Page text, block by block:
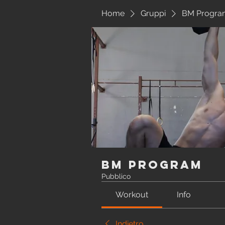
Home Gruppi BM
BM Program
Pubblico
Workout Info